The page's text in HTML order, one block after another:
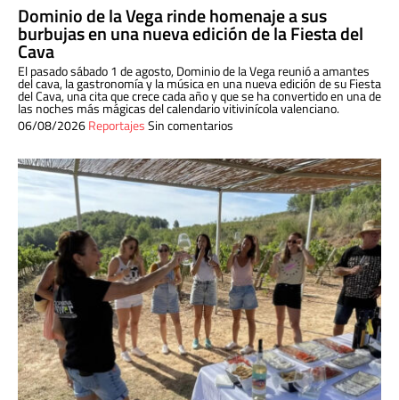
Dominio de la Vega rinde homenaje a sus
burbujas en una nueva edición de la Fiesta del
Cava
El pasado sábado 1 de agosto, Dominio de la Vega reunió a amantes
del cava, la gastronomía y la música en una nueva edición de su Fiesta
del Cava, una cita que crece cada año y que se ha convertido en una de
las noches más mágicas del calendario vitivinícola valenciano.
06/08/2026ReportajesSin comentarios